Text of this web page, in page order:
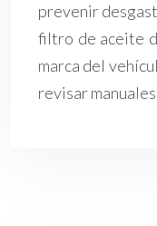
prevenir
filtro de aceite
marca del
revisar